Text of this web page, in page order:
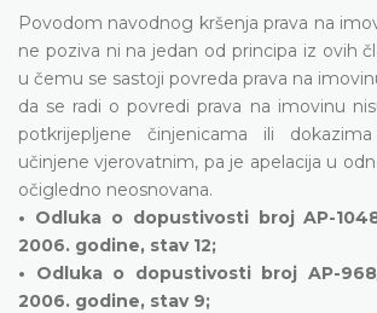
Povodom navodnog kršenja prava na
ne poziva ni na jedan od principa iz ovih
u čemu se sastoji povreda prava na
da se radi o povredi prava na imovinu
potkrijepljene činjenicama ili
učinjene vjerovatnim, pa je apelacija u
očigledno neosnovana.
• Odluka o dopustivosti broj AP-
2006. godine, stav 12;
• Odluka o dopustivosti broj AP-
2006. godine, stav 9;